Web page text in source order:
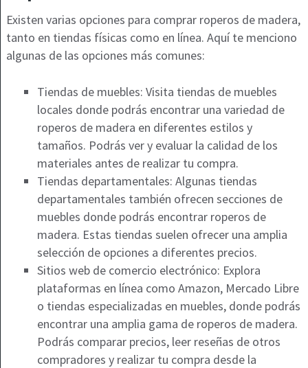
Existen varias opciones para comprar roperos de madera,
tanto en tiendas físicas como en línea. Aquí te menciono
algunas de las opciones más comunes:
Tiendas de muebles: Visita tiendas de muebles
locales donde podrás encontrar una variedad de
roperos de madera en diferentes estilos y
tamaños. Podrás ver y evaluar la calidad de los
materiales antes de realizar tu compra.
Tiendas departamentales: Algunas tiendas
departamentales también ofrecen secciones de
muebles donde podrás encontrar roperos de
madera. Estas tiendas suelen ofrecer una amplia
selección de opciones a diferentes precios.
Sitios web de comercio electrónico: Explora
plataformas en línea como Amazon, Mercado Libre
o tiendas especializadas en muebles, donde podrás
encontrar una amplia gama de roperos de madera.
Podrás comparar precios, leer reseñas de otros
compradores y realizar tu compra desde la